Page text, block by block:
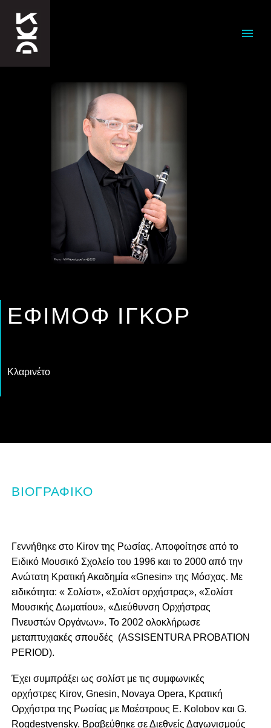
ΕΦΊΜΟΦ ΊΓΚΟΡ
Κλαρινέτο
ΒΙΟΓΡΑΦΙΚΌ
Γεννήθηκε στο Kirov της Ρωσίας. Αποφοίτησε από το
Ειδικό Μουσικό Σχολείο του 1996 και το 2000 από την
Ανώτατη Κρατική Ακαδημία «Gnesin» της Μόσχας. Με
ειδικότητα: « Σολίστ», «Σολίστ ορχήστρας», «Σολίστ
Μουσικής Δωματίου», «Διεύθυνση Ορχήστρας
Πνευστών Οργάνων». Το 2002 ολοκλήρωσε
μεταπτυχιακές σπουδές (ASSISENTURA PROBATION
PERIOD).
Έχει συμπράξει ως σολίστ με τις συμφωνικές
ορχήστρες Kirov, Gnesin, Novaya Opera, Κρατική
Ορχήστρα της Ρωσίας με Μαέστρους E. Kolobov και G.
Rogdestvensky. Βραβεύθηκε σε Διεθνείς Δαγωνισμούς